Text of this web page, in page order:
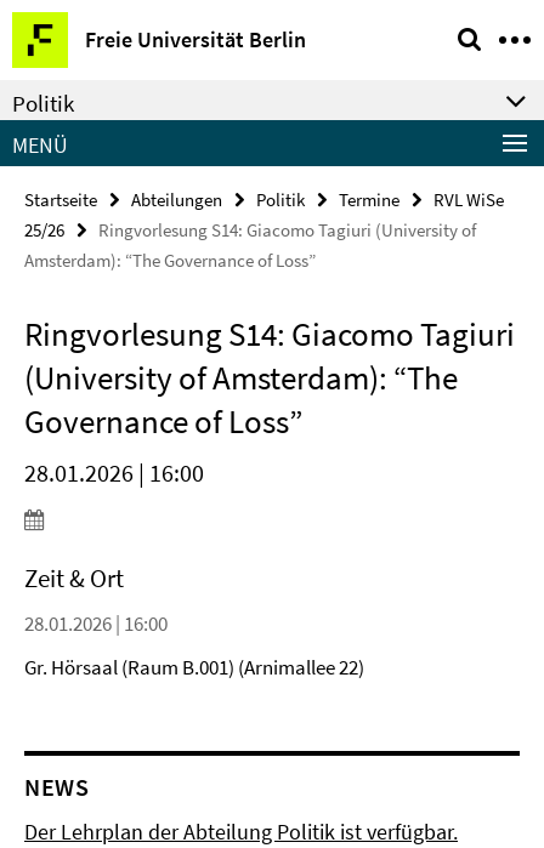
Springe
direkt
zu
Inhalt
Freie Universität Berlin
Service-
Navigation
Politik
MENÜ
Startseite Abteilungen Politik Termine
RVL WiSe
25/26
Ringvorlesung S14: Giacomo Tagiuri (University of
Amsterdam): “The Governance of Loss”
Ringvorlesung S14: Giacomo Tagiuri
(University of Amsterdam): “The
Governance of Loss”
28.01.2026 | 16:00
Zeit & Ort
28.01.2026 | 16:00
Gr. Hörsaal (Raum B.001) (Arnimallee 22)
NEWS
Der Lehrplan der Abteilung Politik ist verfügbar.